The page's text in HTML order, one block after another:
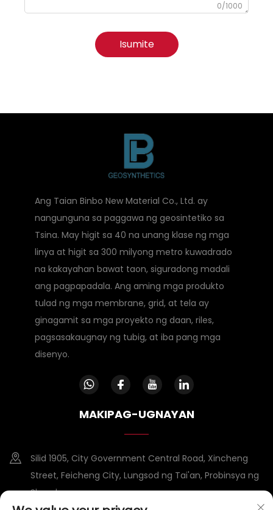
0/1000
Isumite
Ang Taian Binbo New Material Co., Ltd. ay
nangunguna sa paggawa ng geosintetiko sa
Tsina. May higit sa 40 na unang klase ng mga
linya at higit sa 300 milyong metro kuwadrado
na kakayahan bawat taon, siguradong madali
ang pagpapadala. Ang aming mga produkto
tulad ng mga membrane, grid, at tela ay
ginagamit sa mga proyekto ng daan, riles,
pagsasakaugnay ng tubig, at iba pang mga
disenyo.
MAKIPAG-UGNAYAN
Silid 1905, City Government Central Road, Xincheng
Street, Feicheng City, Lungsod ng Tai'an, Probinsya ng
Shandong